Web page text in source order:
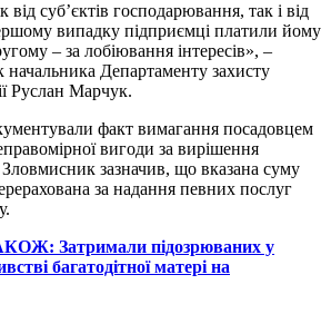
від суб’єктів господарювання, так і від
випадку підприємці платили йому
– за лобіювання інтересів», –
начальника Департаменту захисту
Руслан Марчук.
факт вимагання посадовцем
вигоди за вирішення
зазначив, що вказана суму
за надання певних послуг
Затримали підозрюваних у
багатодітної матері на